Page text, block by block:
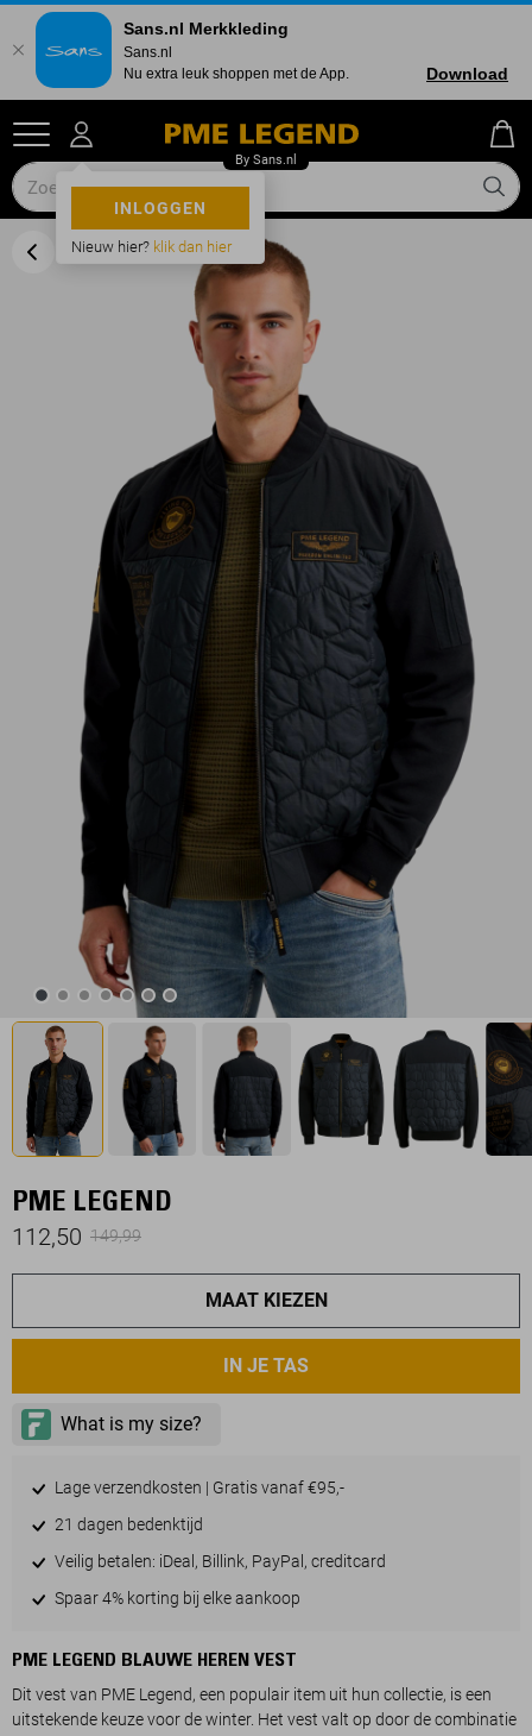
INLOGGEN
Nieuw hier? klik dan hier
PME LEGEND
112,50 149,99
MAAT KIEZEN
IN JE TAS
Lage verzendkosten | Gratis vanaf €95,-
21 dagen bedenktijd
Veilig betalen: iDeal, Billink, PayPal, creditcard
Spaar 4% korting bij elke aankoop
PME LEGEND BLAUWE HEREN VEST
Dit vest van PME Legend, een populair item uit hun collectie, is een
uitstekende keuze voor de winter. Het vest valt op door de combinatie
Sans.nl Merkkleding
Sans.nl
Nu extra leuk shoppen met de App.
Download